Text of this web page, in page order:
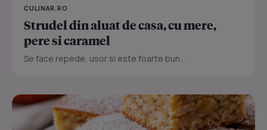
CULINAR.RO
Strudel din aluat de casa, cu mere,
pere si caramel
Se face repede, usor si este foarte bun...